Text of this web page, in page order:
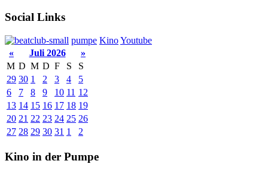
Social Links
pumpe KinoYoutube
«
Juli 2026
»
M D M D F S
S
29 30 1 2 3 4
5
6
7 8 9 10 11 12
13 14 15 16 17 18 19
20 21 22 23 24 25 26
27 28 29 30 31 1 2
Kino in der Pumpe